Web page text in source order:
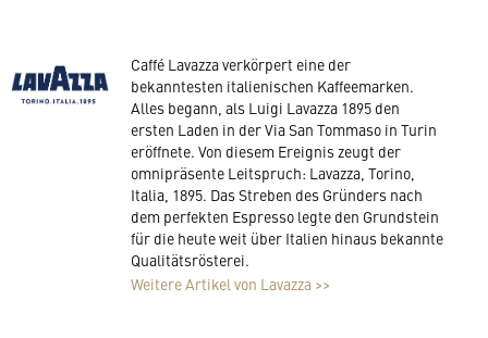
Caffé Lavazza verkörpert eine der
bekanntesten italienischen Kaffeemarken.
Alles begann, als Luigi Lavazza 1895 den
ersten Laden in der Via San Tommaso in Turin
eröffnete. Von diesem Ereignis zeugt der
omnipräsente Leitspruch: Lavazza, Torino,
Italia, 1895. Das Streben des Gründers nach
dem perfekten Espresso legte den Grundstein
für die heute weit über Italien hinaus bekannte
Qualitätsrösterei.
Weitere Artikel von Lavazza >>